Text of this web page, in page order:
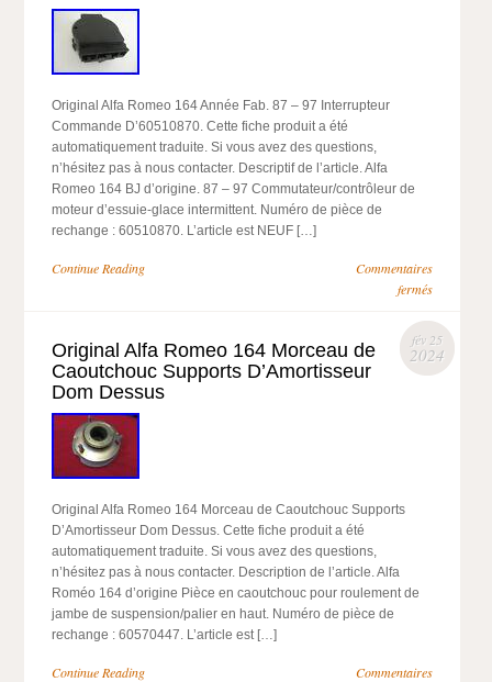
Original Alfa Romeo 164 Année Fab. 87 – 97 Interrupteur
Commande D’60510870. Cette fiche produit a été
automatiquement traduite. Si vous avez des questions,
n’hésitez pas à nous contacter. Descriptif de l’article. Alfa
Romeo 164 BJ d’origine. 87 – 97 Commutateur/contrôleur de
moteur d’essuie-glace intermittent. Numéro de pièce de
rechange : 60510870. L’article est NEUF […]
Continue Reading
Commentaires
fermés
fév 25
2024
Original Alfa Romeo 164 Morceau de
Caoutchouc Supports D’Amortisseur
Dom Dessus
Original Alfa Romeo 164 Morceau de Caoutchouc Supports
D’Amortisseur Dom Dessus. Cette fiche produit a été
automatiquement traduite. Si vous avez des questions,
n’hésitez pas à nous contacter. Description de l’article. Alfa
Roméo 164 d’origine Pièce en caoutchouc pour roulement de
jambe de suspension/palier en haut. Numéro de pièce de
rechange : 60570447. L’article est […]
Continue Reading
Commentaires